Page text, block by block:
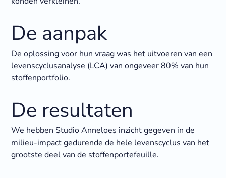
De aanpak
De oplossing voor hun vraag was het uitvoeren van een
levenscyclusanalyse (LCA) van ongeveer 80% van hun
stoffenportfolio.
De resultaten
We hebben Studio Anneloes inzicht gegeven in de
milieu-impact gedurende de hele levenscyclus van het
grootste deel van de stoffenportefeuille.